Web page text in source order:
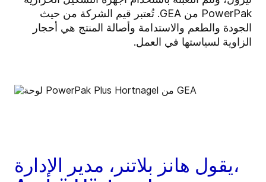
PowerPak من GEA. تُعتبر قيم الشركة من حيث
الجودة والطعم والاستدامة وأصالة المنتج هي أحجار
الزاوية لسياستها في العمل.
يقول هانز بلاتنر، مدير الإدارة،